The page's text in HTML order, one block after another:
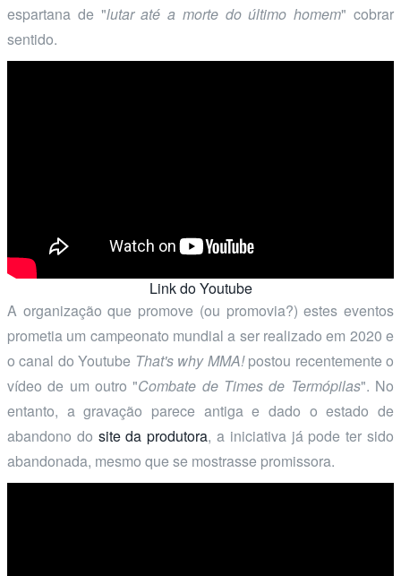
espartana de "lutar até a morte do último homem" cobrar
sentido.
Link do Youtube
A organização que promove (ou promovia?) estes eventos
prometia um campeonato mundial a ser realizado em 2020 e
o canal do Youtube That's why MMA!postou recentemente o
vídeo de um outro "Combate de Times de Termópilas". No
entanto, a gravação parece antiga e dado o estado de
abandono do site da produtora, a iniciativa já pode ter sido
abandonada, mesmo que se mostrasse promissora.